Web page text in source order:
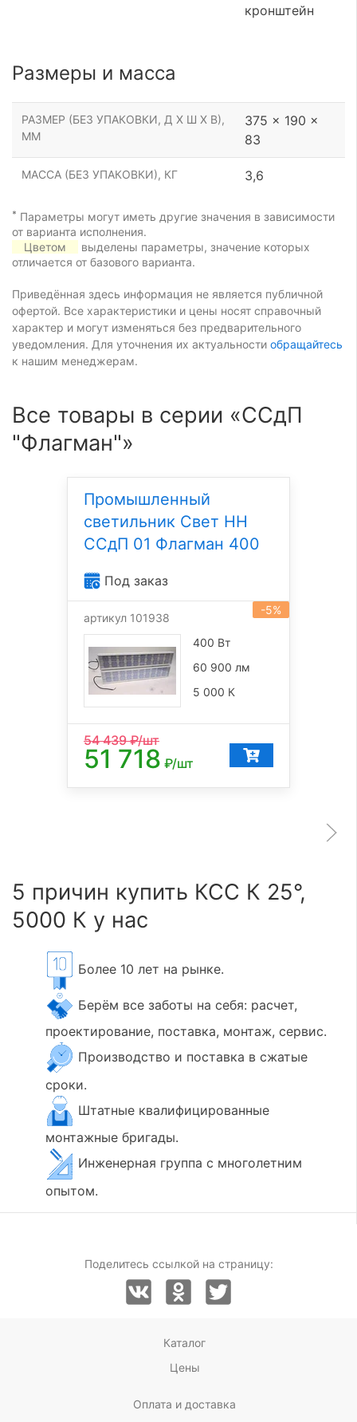
кронштейн
Размеры и масса
РАЗМЕР (БЕЗ УПАКОВКИ, Д Х Ш Х В),
ММ
375 x 190 x
83
МАССА (БЕЗ УПАКОВКИ), КГ 3,6
* Параметры могут иметь другие значения в зависимости
от варианта исполнения.
Цветом
выделены параметры, значение которых
отличается от базового варианта.
Приведённая здесь информация не является публичной
офертой. Все характеристики и цены носят справочный
характер и могут изменяться без предварительного
уведомления. Для уточнения их актуальности обращайтесь
к нашим менеджерам.
Все товары в серии «ССдП
"Флагман"»
Промышленный
светильник Свет НН
ССдП 01 Флагман 400
Под заказ
-5%
артикул 101938
400 Вт
60 900 лм
5 000 К
54 439₽/шт
51 718 ₽/шт
5 причин купить КСС К 25°,
5000 К у нас
Более 10 лет на рынке.
Берём все заботы на себя: расчет,
проектирование, поставка, монтаж, сервис.
Производство и поставка в сжатые
сроки.
Штатные квалифицированные
монтажные бригады.
Инженерная группа с многолетним
опытом.
Поделитесь ссылкой на страницу:
Каталог
Цены
Оплата и доставка